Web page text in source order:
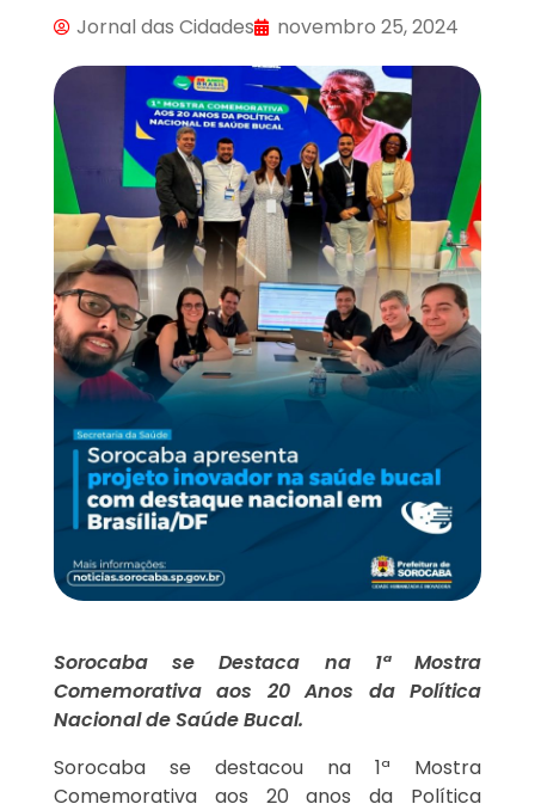
Jornal das Cidades novembro 25, 2024
Sorocaba se Destaca na 1ª Mostra
Comemorativa aos 20 Anos da Política
Nacional de Saúde Bucal.
Sorocaba se destacou na 1ª Mostra
Comemorativa aos 20 anos da Política